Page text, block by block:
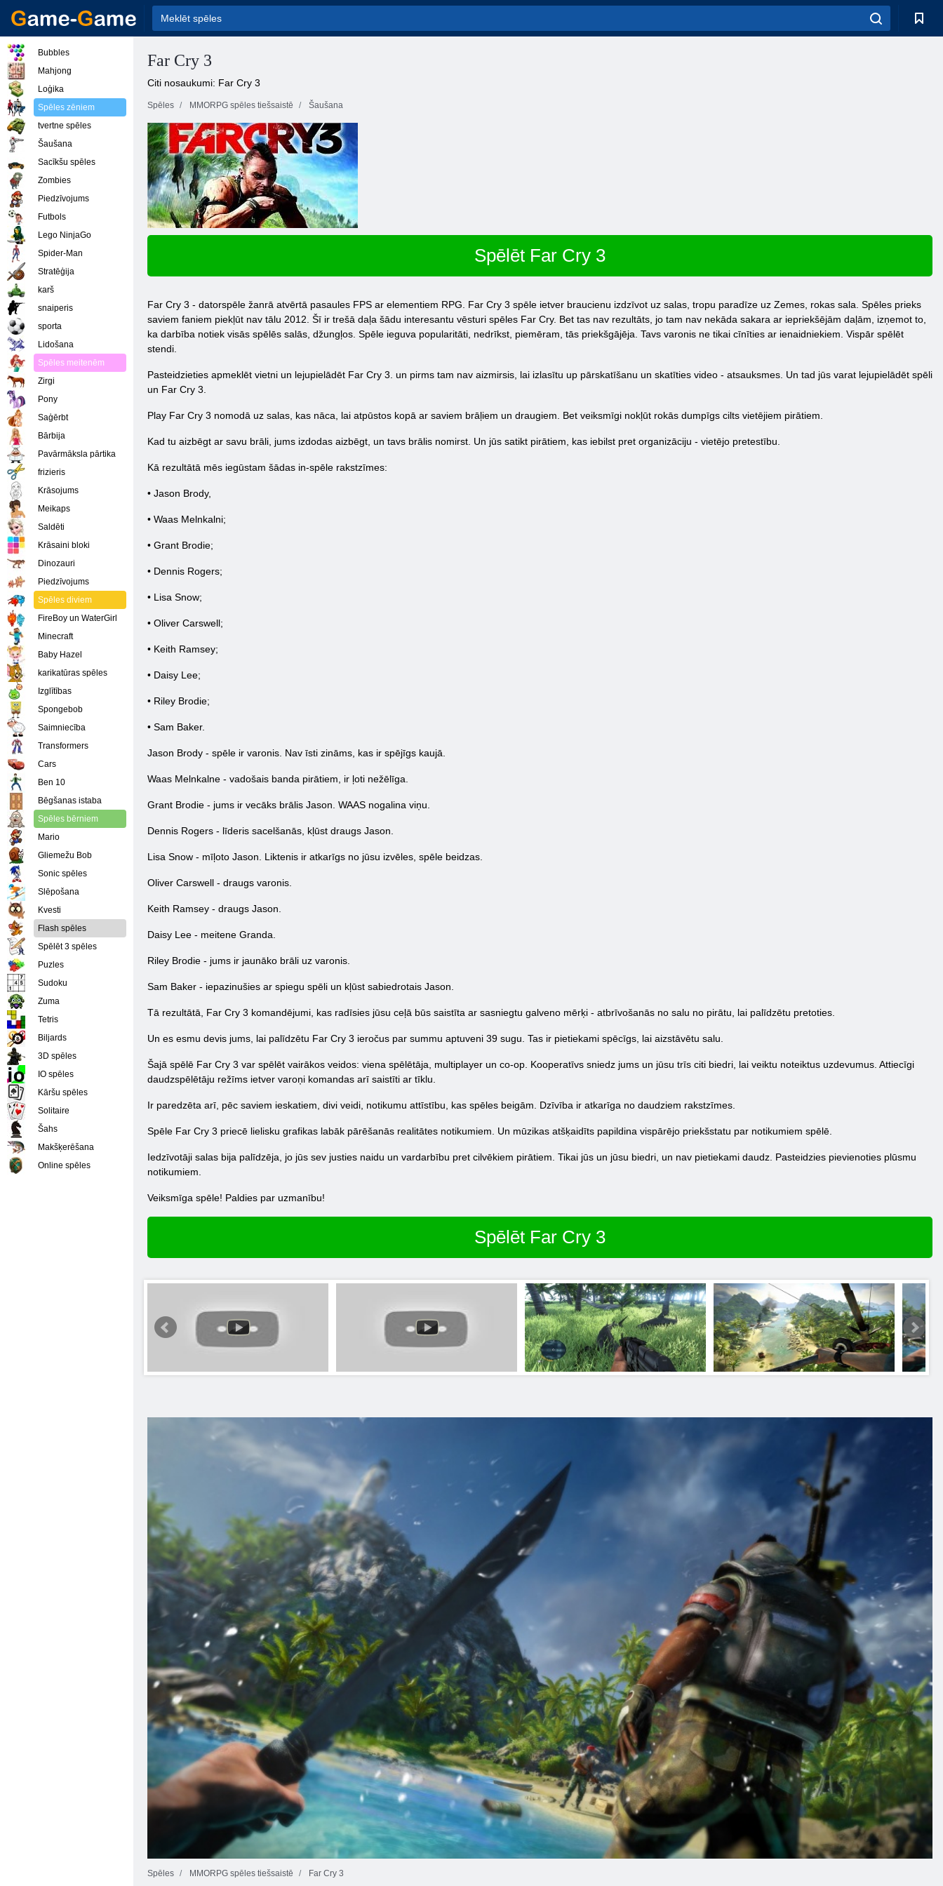
Far Cry 3
Citi nosaukumi: Far Cry 3
Spēles MMORPG spēles tiešsaistē Šaušana
Spēlēt Far Cry 3
Far Cry 3 - datorspēle žanrā atvērtā pasaules FPS ar elementiem RPG. Far Cry 3 spēle ietver braucienu izdzīvot uz salas, tropu paradīze uz Zemes, rokas sala. Spēles prieks
saviem faniem piekļūt nav tālu 2012. Šī ir trešā daļa šādu interesantu vēsturi spēles Far Cry. Bet tas nav rezultāts, jo tam nav nekāda sakara ar iepriekšējām daļām, izņemot to,
ka darbība notiek visās spēlēs salās, džungļos. Spēle ieguva popularitāti, nedrīkst, piemēram, tās priekšgājēja. Tavs varonis ne tikai cīnīties ar ienaidniekiem. Vispār spēlēt
stendi.
Pasteidzieties apmeklēt vietni un lejupielādēt Far Cry 3. un pirms tam nav aizmirsis, lai izlasītu up pārskatīšanu un skatīties video - atsauksmes. Un tad jūs varat lejupielādēt spēli
un Far Cry 3.
Play Far Cry 3 nomodā uz salas, kas nāca, lai atpūstos kopā ar saviem brāļiem un draugiem. Bet veiksmīgi nokļūt rokās dumpīgs cilts vietējiem pirātiem.
Kad tu aizbēgt ar savu brāli, jums izdodas aizbēgt, un tavs brālis nomirst. Un jūs satikt pirātiem, kas iebilst pret organizāciju - vietējo pretestību.
Kā rezultātā mēs iegūstam šādas in-spēle rakstzīmes:
• Jason Brody,
• Waas Melnkalni;
• Grant Brodie;
• Dennis Rogers;
• Lisa Snow;
• Oliver Carswell;
• Keith Ramsey;
• Daisy Lee;
• Riley Brodie;
• Sam Baker.
Jason Brody - spēle ir varonis. Nav īsti zināms, kas ir spējīgs kaujā.
Waas Melnkalne - vadošais banda pirātiem, ir ļoti nežēlīga.
Grant Brodie - jums ir vecāks brālis Jason. WAAS nogalina viņu.
Dennis Rogers - līderis sacelšanās, kļūst draugs Jason.
Lisa Snow - mīļoto Jason. Liktenis ir atkarīgs no jūsu izvēles, spēle beidzas.
Oliver Carswell - draugs varonis.
Keith Ramsey - draugs Jason.
Daisy Lee - meitene Granda.
Riley Brodie - jums ir jaunāko brāli uz varonis.
Sam Baker - iepazinušies ar spiegu spēli un kļūst sabiedrotais Jason.
Tā rezultātā, Far Cry 3 komandējumi, kas radīsies jūsu ceļā būs saistīta ar sasniegtu galveno mērķi - atbrīvošanās no salu no pirātu, lai palīdzētu pretoties.
Un es esmu devis jums, lai palīdzētu Far Cry 3 ieročus par summu aptuveni 39 sugu. Tas ir pietiekami spēcīgs, lai aizstāvētu salu.
Šajā spēlē Far Cry 3 var spēlēt vairākos veidos: viena spēlētāja, multiplayer un co-op. Kooperatīvs sniedz jums un jūsu trīs citi biedri, lai veiktu noteiktus uzdevumus. Attiecīgi
daudzspēlētāju režīms ietver varoņi komandas arī saistīti ar tīklu.
Ir paredzēta arī, pēc saviem ieskatiem, divi veidi, notikumu attīstību, kas spēles beigām. Dzīvība ir atkarīga no daudziem rakstzīmes.
Spēle Far Cry 3 priecē lielisku grafikas labāk pārēšanās realitātes notikumiem. Un mūzikas atšķaidīts papildina vispārējo priekšstatu par notikumiem spēlē.
Iedzīvotāji salas bija palīdzēja, jo jūs sev justies naidu un vardarbību pret cilvēkiem pirātiem. Tikai jūs un jūsu biedri, un nav pietiekami daudz. Pasteidzies pievienoties plūsmu
notikumiem.
Veiksmīga spēle! Paldies par uzmanību!
Spēlēt Far Cry 3
Spēles MMORPG spēles tiešsaistē Far Cry 3
Bubbles
Mahjong
Loģika
Spēles zēniem
tvertne spēles
Šaušana
Sacīkšu spēles
Zombies
Piedzīvojums
Futbols
Lego NinjaGo
Spider-Man
Stratēģija
karš
snaiperis
sporta
Lidošana
Spēles meitenēm
Zirgi
Pony
Saģērbt
Bārbija
Pavārmāksla pārtika
frizieris
Krāsojums
Meikaps
Saldēti
Krāsaini bloki
Dinozauri
Piedzīvojums
Spēles diviem
FireBoy un WaterGirl
Minecraft
Baby Hazel
karikatūras spēles
Izglītības
Spongebob
Saimniecība
Transformers
Cars
Ben 10
Bēgšanas istaba
Spēles bērniem
Mario
Gliemežu Bob
Sonic spēles
Slēpošana
Kvesti
Flash spēles
Spēlēt 3 spēles
Puzles
Sudoku
Zuma
Tetris
Biljards
3D spēles
IO spēles
Kāršu spēles
Solitaire
Šahs
Makšķerēšana
Online spēles